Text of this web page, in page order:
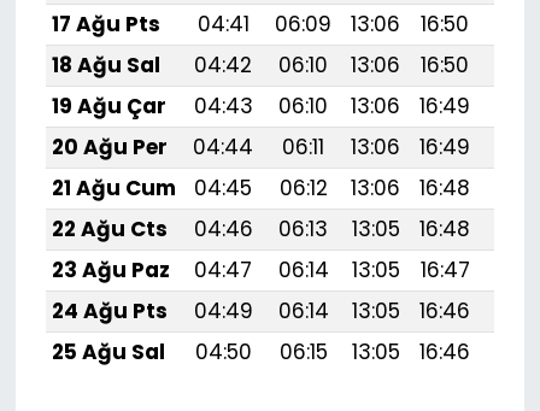
17 Ağu Pts
04:41 06:09 13:06 16:50
18 Ağu Sal
04:42 06:10 13:06 16:50
19 Ağu Çar
04:43 06:10 13:06 16:49
20 Ağu Per
04:44 06:11 13:06 16:49
21 Ağu Cum
04:45 06:12 13:06 16:48
22 Ağu Cts
04:46 06:13 13:05 16:48
23 Ağu Paz
04:47 06:14 13:05 16:47
24 Ağu Pts
04:49 06:14 13:05 16:46
25 Ağu Sal
04:50 06:15 13:05 16:46